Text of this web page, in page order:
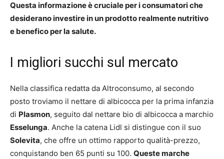
Questa informazione è cruciale per i consumatori che
desiderano investire in un prodotto realmente nutritivo
e benefico per la salute.
I migliori succhi sul mercato
Nella classifica redatta da Altroconsumo, al secondo
posto troviamo il nettare di albicocca per la prima infanzia
di Plasmon, seguito dal nettare bio di albicocca a marchio
Esselunga. Anche la catena Lidl si distingue con il suo
Solevita, che offre un ottimo rapporto qualità-prezzo,
conquistando ben 65 punti su 100. Queste marche